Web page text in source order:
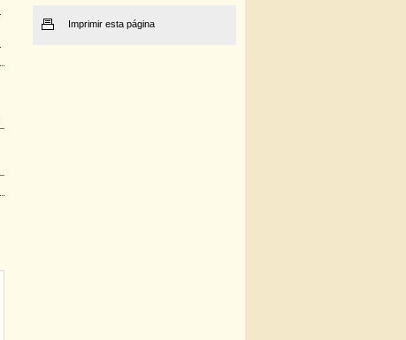
Imprimir esta página